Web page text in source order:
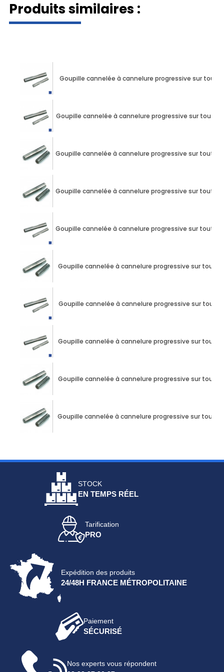
Produits similaires :
Goupille cannelée à cannelure progressive sur
Goupille cannelée à cannelure progressive sur toute
Goupille cannelée à cannelure progressive sur toute
Goupille cannelée à cannelure progressive sur toute
Goupille cannelée à cannelure progressive sur toute
Goupille cannelée à cannelure progressive sur toute
Goupille cannelée à cannelure progressive sur toute
Goupille cannelée à cannelure progressive sur toute
Goupille cannelée à cannelure progressive sur toute
Goupille cannelée à cannelure progressive sur toute
STOCK
EN TEMPS RÉEL
Tarification
PRO
Expédition des produits
24/48H FRANCE MÉTROPOLITAINE
Paiement
SÉCURISÉ
Nos experts vous répondent